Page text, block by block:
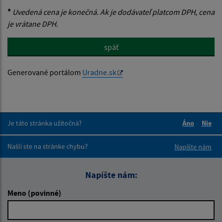
* Uvedená cena je konečná. Ak je dodávateľ platcom DPH, cena
je vrátane DPH.
späť
Generované portálom Uradne.sk
Je táto stránka užitočná?
Áno
Nie
Našli ste na stránke chybu?
Napíšte nám
Napíšte nám:
Meno (povinné)